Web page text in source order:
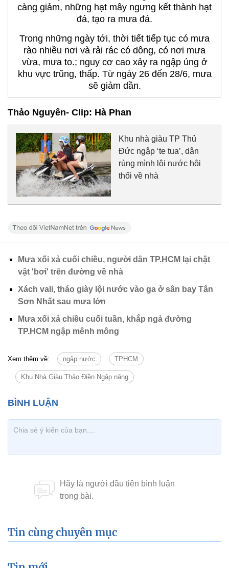
càng giảm, những hạt mây ngưng kết thành hạt
đá, tạo ra mưa đá.
Trong những ngày tới, thời tiết tiếp tục có mưa
rào nhiều nơi và rải rác có dông, có nơi mưa
vừa, mưa to.; nguy cơ cao xảy ra ngập úng ở
khu vực trũng, thấp. Từ ngày 26 đến 28/6, mưa
sẽ giảm dần.
Thảo Nguyên- Clip: Hà Phan
Khu nhà giàu TP Thủ
Đức ngập ‘te tua’, dân
rùng mình lội nước hôi
thối về nhà
Mưa xối xả cuối chiều, người dân TP.HCM lại chật
vật 'bơi' trên đường về nhà
Xách vali, tháo giày lội nước vào ga ở sân bay Tân
Sơn Nhất sau mưa lớn
Mưa xối xả chiều cuối tuần, khắp ngả đường
TP.HCM ngập mênh mông
Xem thêm về: ngập nước TPHCM
Khu Nhà Giàu Thảo Điền Ngập nặng
Tin cùng chuyên mục